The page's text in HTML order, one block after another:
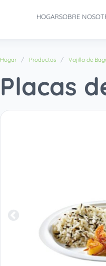
HOGARSOBRE
Hogar Productos Vajilla de
Placas